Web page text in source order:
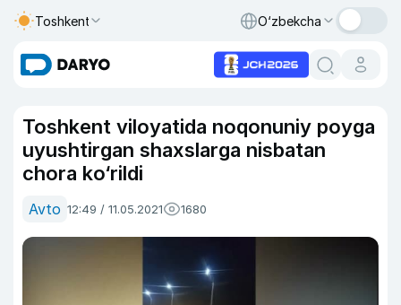
Toshkent O‘zbekcha
Toshkent viloyatida noqonuniy poyga
uyushtirgan shaxslarga nisbatan
chora ko‘rildi
Avto 12:49 / 11.05.2021 1680